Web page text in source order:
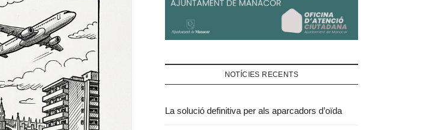
NOTÍCIES RECENTS
La solució definitiva per als aparcadors d’oïda